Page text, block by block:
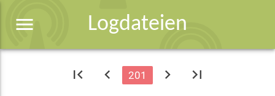
Logdateien
menu
first_page chevron_left 201 chevron_right last_page